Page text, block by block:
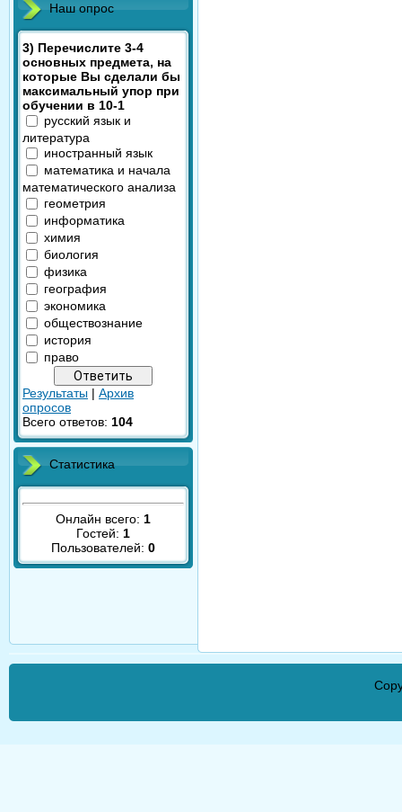
Наш опрос
3) Перечислите 3-4
основных предмета, на
которые Вы сделали бы
максимальный упор при
обучении в 10-1
русский язык и
литература
иностранный язык
математика и начала
математического анализа
геометрия
информатика
химия
биология
физика
география
экономика
обществознание
история
право
Результаты | Архив
опросов
Всего ответов: 104
Статистика
Онлайн всего: 1
Гостей: 1
Пользователей: 0